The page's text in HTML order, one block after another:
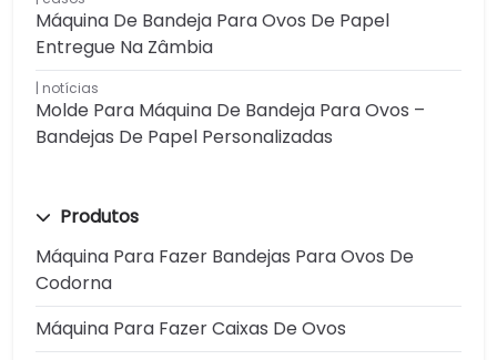
Máquina De Bandeja Para Ovos De Papel
Entregue Na Zâmbia
notícias
Molde Para Máquina De Bandeja Para Ovos –
Bandejas De Papel Personalizadas
Produtos
Máquina Para Fazer Bandejas Para Ovos De
Codorna
Máquina Para Fazer Caixas De Ovos